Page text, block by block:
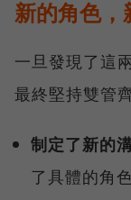
新的角色，
一旦發現了這
最終堅持雙
制定了新的
了具體的角